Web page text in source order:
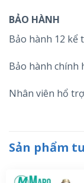
BẢO HÀNH
Bảo hành 12 kể
Bảo hành chính
Nhân viên hổ
Sản phẩm